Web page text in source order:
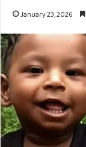
January 23, 2026